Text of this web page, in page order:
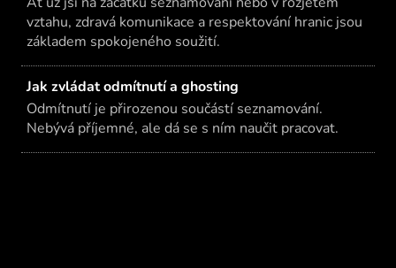
vztahu, zdravá komunikace a respektování hranic jsou
základem spokojeného soužití.
Jak zvládat odmítnutí a ghosting
Odmítnutí je přirozenou součástí seznamování.
Nebývá příjemné, ale dá se s ním naučit pracovat.